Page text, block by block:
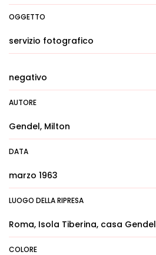
OGGETTO
servizio fotografico
negativo
AUTORE
Gendel, Milton
DATA
marzo 1963
LUOGO DELLA RIPRESA
Roma, Isola Tiberina, casa Gendel
COLORE